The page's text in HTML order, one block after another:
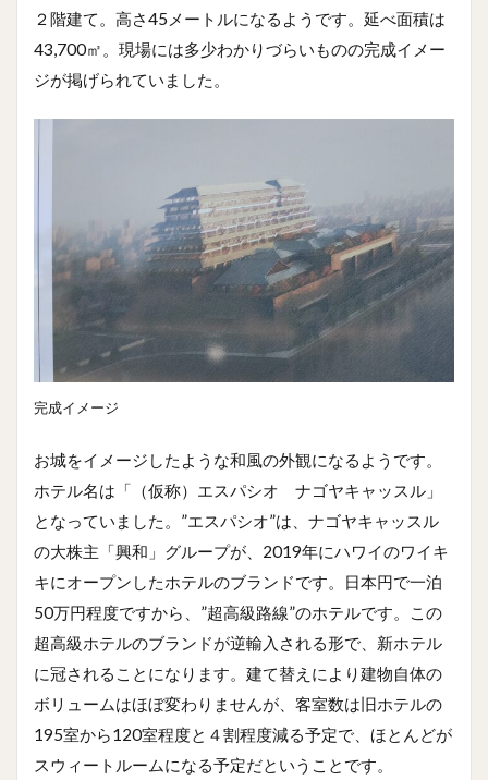
２階建て。高さ45メートルになるようです。延べ面積は
43,700㎡。現場には多少わかりづらいものの完成イメー
ジが掲げられていました。
完成イメージ
お城をイメージしたような和風の外観になるようです。
ホテル名は「（仮称）エスパシオ ナゴヤキャッスル」
となっていました。”エスパシオ”は、ナゴヤキャッスル
の大株主「興和」グループが、2019年にハワイのワイキ
キにオープンしたホテルのブランドです。日本円で一泊
50万円程度ですから、”超高級路線”のホテルです。この
超高級ホテルのブランドが逆輸入される形で、新ホテル
に冠されることになります。建て替えにより建物自体の
ボリュームはほぼ変わりませんが、客室数は旧ホテルの
195室から120室程度と４割程度減る予定で、ほとんどが
スウィートルームになる予定だということです。